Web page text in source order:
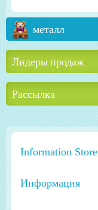
металл
Лидеры продаж
Рассылка
Information Store
Информация